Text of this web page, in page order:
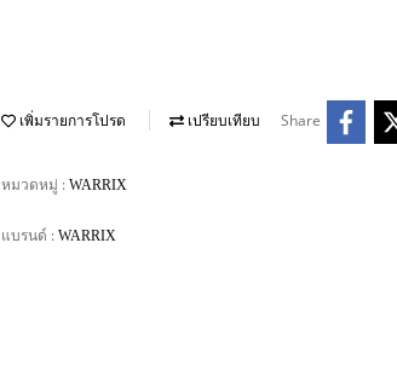
เพิ่มรายการโปรด เปรียบเทียบ Share
หมวดหมู่ : WARRIX
แบรนด์ : WARRIX